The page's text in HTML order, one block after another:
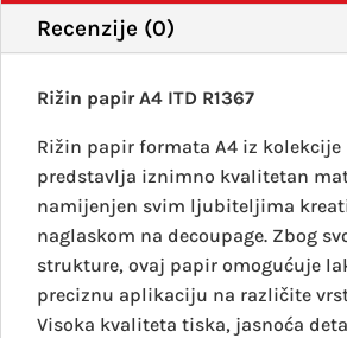
Recenzije (0)
Rižin papir A4 ITD R1367
Rižin papir formata A4 iz kolekcije
predstavlja iznimno kvalitetan
namijenjen svim ljubiteljima
naglaskom na decoupage. Zbog
strukture, ovaj papir omogućuje
preciznu aplikaciju na različite
Visoka kvaliteta tiska, jasnoća